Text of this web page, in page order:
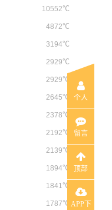
10552℃
4872℃
3194℃
2929℃
2929℃
2645℃
2378℃
2192℃
2139℃
1894℃
1841℃
1787℃
个人
留言
顶部
APP下